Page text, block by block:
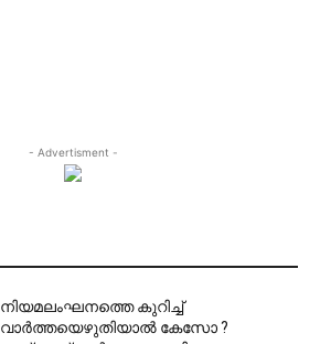
- Advertisment -
നിയമലംഘനത്തെ കുറിച്ച്
വാർത്തയെഴുതിയാൽ കേസോ ?